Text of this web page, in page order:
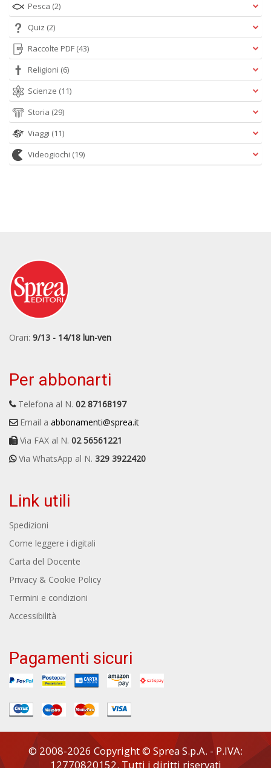
Pesca (2)
Quiz (2)
Raccolte PDF (43)
Religioni (6)
Scienze (11)
Storia (29)
Viaggi (11)
Videogiochi (19)
Orari: 9/13 - 14/18 lun-ven
Per abbonarti
Telefona al N. 02 87168197
Email a abbonamenti@sprea.it
Via FAX al N. 02 56561221
Via WhatsApp al N. 329 3922420
Link utili
Spedizioni
Come leggere i digitali
Carta del Docente
Privacy & Cookie Policy
Termini e condizioni
Accessibilità
Pagamenti sicuri
© 2008-2026 Copyright © Sprea S.p.A. - P.IVA:
12770820152. Tutti i diritti riservati